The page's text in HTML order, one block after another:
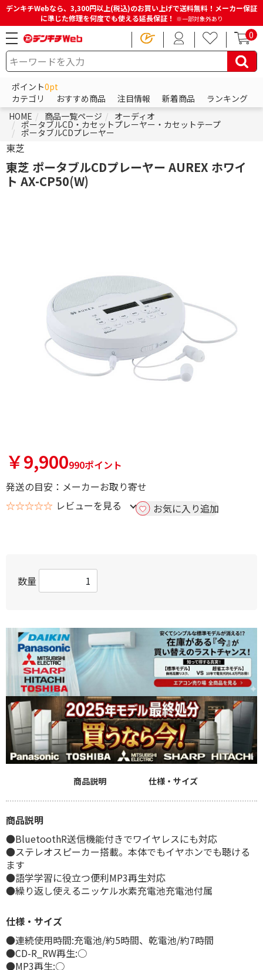
デンキチWebなら、3,300円以上(税込)のお買い上げで送料無料！メーカー保証
に準じた修理を何度でも使える延長保証！ ※一部対象外あり
0
ポイント0pt
カテゴリ
おすすめ商品 注目情報 新着商品
ランキング
HOME
商品一覧ページ オーディオ
ポータブルCD・カセットプレーヤー・カセットテープ
ポータブルCDプレーヤー
東芝
東芝 ポータブルCDプレーヤー AUREX ホワイ
ト AX-CP50(W)
￥9,900990ポイント
発送の目安：メーカーお取り寄せ
☆☆☆☆☆ レビューを見る お気に入り追加
数量
商品説明 仕様・サイズ
商品説明
●BluetoothR送信機能付きでワイヤレスにも対応
●ステレオスピーカー搭載。本体でもイヤホンでも聴ける
ます
●語学学習に役立つ便利MP3再生対応
●繰り返し使えるニッケル水素充電池充電池付属
仕様・サイズ
●連続使用時間:充電池/約5時間、乾電池/約7時間
●CD-R_RW再生:○
●MP3再生:○